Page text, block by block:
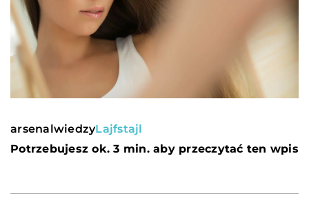
arsenalwiedzyLajfstajl
Potrzebujesz ok. 3 min. aby przeczytać ten wpis